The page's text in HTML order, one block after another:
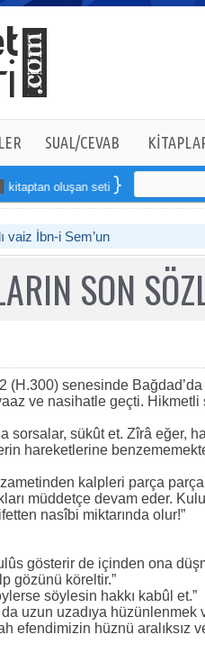
SUAL/CEVAB
oluşan seti online sipariş
vaiz İbn-i Sem’un
SON
(H.300) senesinde
ve nasihatle geçti. Hikmetli
sorsalar, sükût et. Zîrâ eğer,
hareketlerine
kalpleri parça
müddetçe devam eder.
nasîbi miktarında olur!”
gösterir de içinden ona
gözünü köreltir.”
söylesin hakkı kabûl et.”
da uzun uzadıya hüzünlenmek
efendimizin hüznü aralıksız